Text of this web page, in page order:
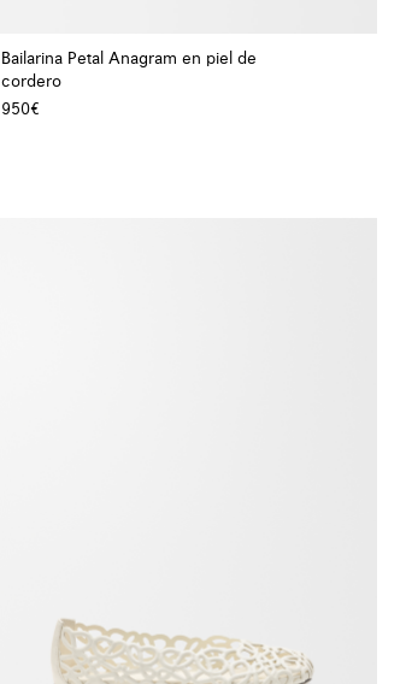
Bailarina Petal Anagram en piel de
cordero
950€